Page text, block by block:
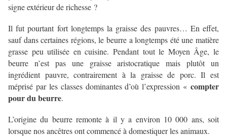
signe extérieur de richesse ?
Il fut pourtant fort longtemps la graisse des pauvres… En effet,
sauf dans certaines régions, le beurre a longtemps été une matière
grasse peu utilisée en cuisine. Pendant tout le Moyen Âge, le
beurre n’est pas une graisse aristocratique mais plutôt un
ingrédient pauvre, contrairement à la graisse de porc. Il est
méprisé par les classes dominantes d’où l’expression « compter
pour du beurre.
L’origine du beurre remonte à il y a environ 10 000 ans, soit
lorsque nos ancêtres ont commencé à domestiquer les animaux.